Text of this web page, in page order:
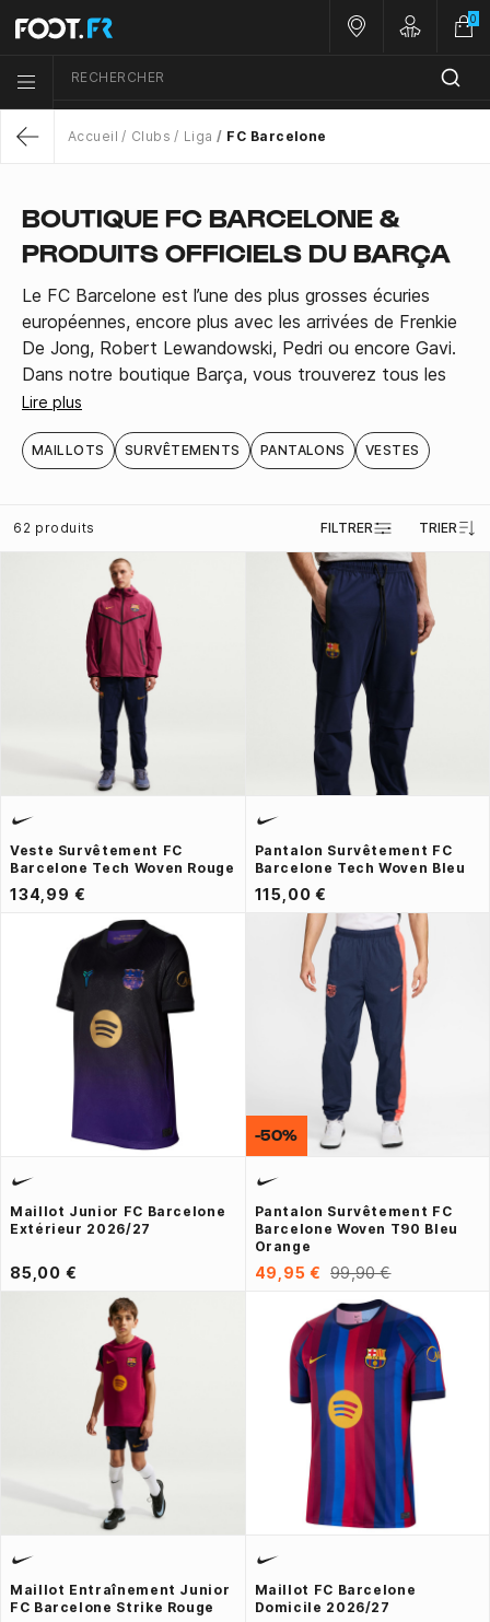
Menu list icon
RECHERCHER
Nos magasins
Customer
0
Accueil Clubs Liga FC Barcelone
BOUTIQUE FC BARCELONE &
PRODUITS OFFICIELS DU BARÇA
Le FC Barcelone est l’une des plus grosses écuries
européennes, encore plus avec les arrivées de Frenkie
De Jong, Robert Lewandowski, Pedri ou encore Gavi.
Dans notre boutique Barça, vous trouverez tous les
produits officiels du club catalan afin de compléter
d'entraînement, casquettes, écharpes et bien entendu
Lire plus
MAILLOTS SURVÊTEMENTS PANTALONS VESTES
62 produits FILTRER TRIER
Veste Survêtement FC
Barcelone Tech Woven Rouge
134,99 €
Pantalon Survêtement FC
Barcelone Tech Woven Bleu
115,00 €
Maillot Junior FC Barcelone
Extérieur 2026/27
85,00 €
Pantalon Survêtement FC
Barcelone Woven T90 Bleu
Orange
49,95 € 99,90 €
-50%
Maillot Entraînement Junior
FC Barcelone Strike Rouge
Maillot FC Barcelone
Domicile 2026/27